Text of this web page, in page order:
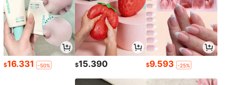
$16.331 -50% $15.390 $9.593 -25%